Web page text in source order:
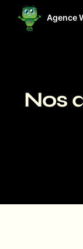
Agence
Nos